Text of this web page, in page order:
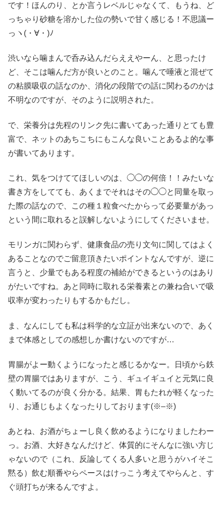
です！ほんのり、とか言うレベルじゃなくて、もうね、ど
っちゃり砂糖を溶かした位の勢いで甘く感じる！不思議ー
っヽ(・∀・)ﾉ
渋いなら噛まんで呑み込んだらええやーん、と思ったけ
ど、そこは噛んだ方が良いとのこと。噛んで唾液と混ぜて
の粘膜吸収の話なのか、消化の段階での話に関わるのかは
不明なのですが、そのように説明された。
で、栄養分は先程のリンク先に書いてあった通りとても豊
富で、ネットのあちこちにもこんな良いことあるよ的な事
が書いてあります。
これ、気をつけててほしいのは、◯◯の何倍！！みたいな
書き方をしてても、あくまでそれはその◯◯と同量を取っ
た際の話なので、この種１粒食べたからって必要量があっ
という間に取れると誤解しないようにしてくださいませ。
モリンガに関わらず、健康食品の売り文句に関してはよく
あることなのでご留意頂きたいポイントなんですが、逆に
言うと、少量でもある程度の補給ができるというのはあり
がたいですね。あと同時に取れる栄養素との兼ね合いで吸
収率が変わったりもするかもだし。
ま、なんにしても私は科学的な立証が出来ないので、あく
まで体感としての感想しか書けないのですが…
胃腸がよー動くようになったと感じるかなー。日頃から鉄
壁の胃腸ではありますが、こう、ギュイギュイと元気に良
く動いてるのが良く分かる。結果、胃もたれが軽くなった
り、お通じもよくなったりしております(※–※)
あとね、お酒がちょーし良く飲めるようになりましたわー
っ。お酒、大好きなんだけど、体質的にそんなに強い方じ
ゃないので（これ、反論してくる人多いと思うがハイそこ
黙る）飲む順番やらペースはけっこう考えてやらんと、す
ぐ頭打ちが来るんですよ。